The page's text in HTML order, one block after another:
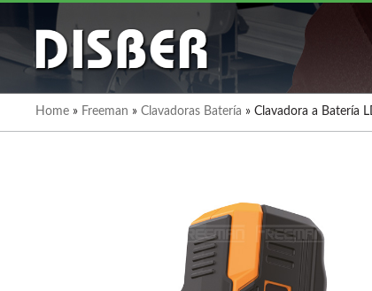
Home » Freeman » Clavadoras Batería » Clavadora a Batería